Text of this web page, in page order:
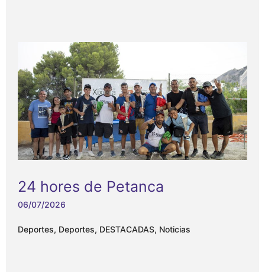
24 hores de Petanca
06/07/2026
Deportes, Deportes, DESTACADAS, Noticias